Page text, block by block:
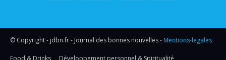
© Copyright - jdbn.fr - Journal des bonnes nouvelles - Mentions-legales